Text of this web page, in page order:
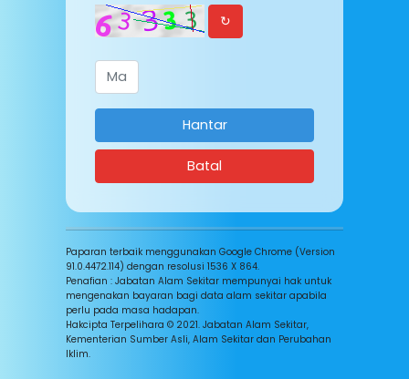
Jabatan Alam Sekitar
seperti berikut:
(i) Dokumen yang
dikemukakan adalah
(ii) Data yang diterima
TIDAK akan digunakan
daripada yang dinyatakan
di dalam Borang
Permohonan ini melainkan
telah mendapat
Kebenaran Bertulis dari
pihak Jabatan Alam
↻
Hantar
Batal
Paparan terbaik menggunakan Google Chrome (Version
91.0.4472.114) dengan resolusi 1536 X 864.
Penafian : Jabatan Alam Sekitar mempunyai hak untuk
mengenakan bayaran bagi data alam sekitar apabila
perlu pada masa hadapan.
Hakcipta Terpelihara © 2021. Jabatan Alam Sekitar,
Kementerian Sumber Asli, Alam Sekitar dan Perubahan
Iklim.